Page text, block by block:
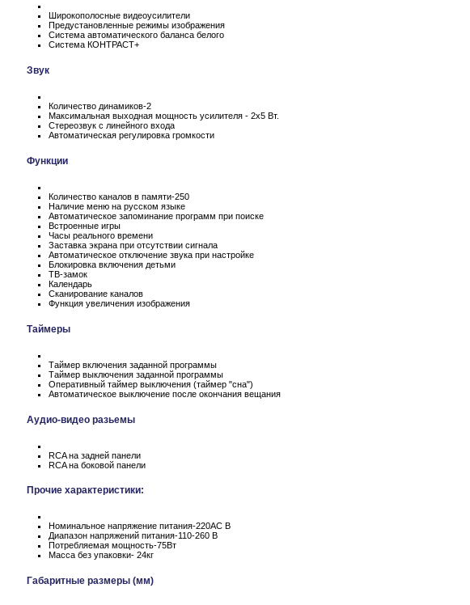
Широкополосные видеоусилители
Предустановленные режимы изображения
Система автоматического баланса белого
Система КОНТРАСТ+
Звук
Количество динамиков-2
Максимальная выходная мощность усилителя - 2х5 Вт.
Стереозвук с линейного входа
Автоматическая регулировка громкости
Функции
Количество каналов в памяти-250
Наличие меню на русском языке
Автоматическое запоминание программ при поиске
Встроенные игры
Часы реального времени
Заставка экрана при отсутствии сигнала
Автоматическое отключение звука при настройке
Блокировка включения детьми
ТВ-замок
Календарь
Сканирование каналов
Функция увеличения изображения
Таймеры
Таймер включения заданной программы
Таймер выключения заданной программы
Оперативный таймер выключения (таймер "сна")
Автоматическое выключение после окончания вещания
Аудио-видео разьемы
RCA на задней панели
RCA на боковой панели
Прочие характеристики:
Номинальное напряжение питания-220АС В
Диапазон напряжений питания-110-260 В
Потребляемая мощность-75Вт
Масса без упаковки- 24кг
Габаритные размеры (мм)